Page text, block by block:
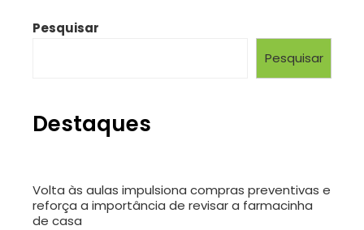
Pesquisar
Pesquisar
Destaques
Volta às aulas impulsiona compras preventivas e
reforça a importância de revisar a farmacinha
de casa